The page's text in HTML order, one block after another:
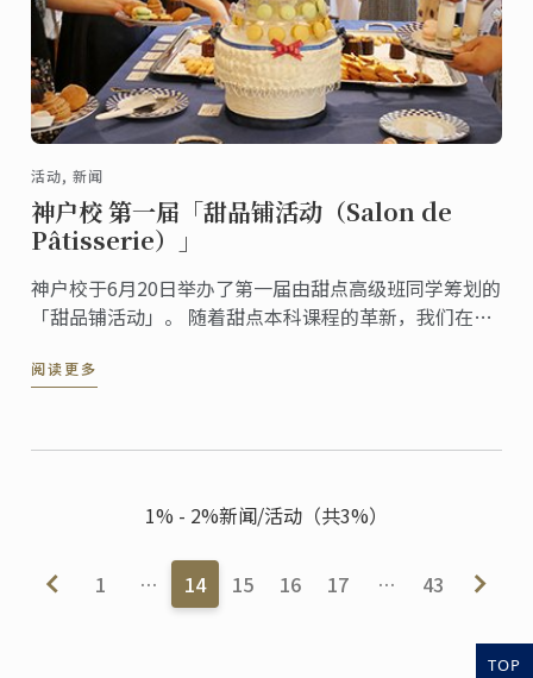
活动, 新闻
神户校 第一届「甜品铺活动（Salon de
Pâtisserie）」
神户校于6月20日举办了第一届由甜点高级班同学筹划的
「甜品铺活动」。 随着甜点本科课程的革新，我们在新
学的一环，活动以自助餐会形式提供给宾客们各式各样
阅读更多
1% - 2%新闻/活动（共3%）
1 … 14 15 16 17 … 43
TOP